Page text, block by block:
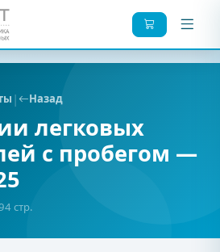
| Назад
легковых
с пробегом —
стр.